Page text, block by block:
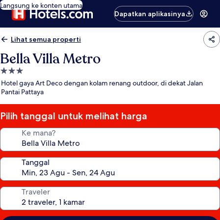
Langsung ke konten utama
Dapatkan aplikasinya
Lihat semua properti
Bella Villa Metro
Properti
bintang
3.0
Hotel gaya Art Deco dengan kolam renang outdoor, di dekat Jalan
Pantai Pattaya
Pilih tanggal untuk melihat harga
Ke mana?
Tanggal
Traveler